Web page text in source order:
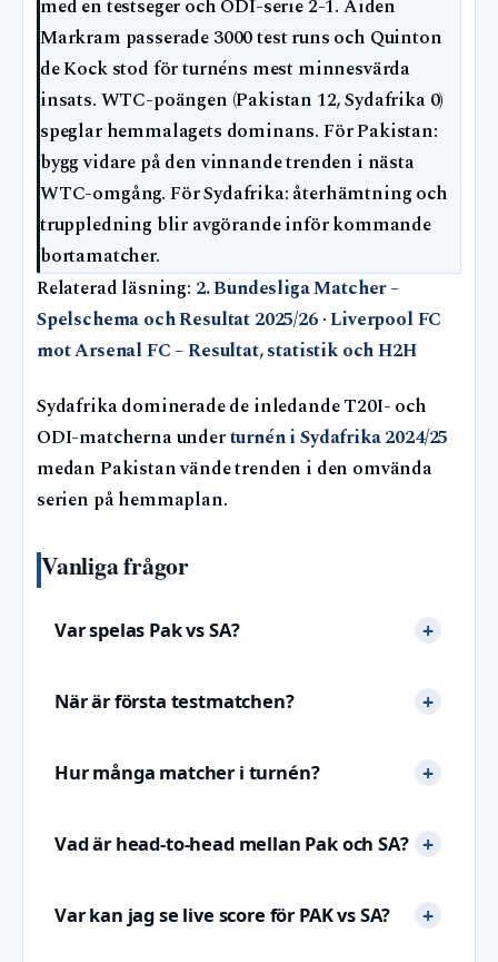
med en testseger och ODI-serie 2-1. Aiden
Markram passerade 3000 test runs och Quinton
de Kock stod för turnéns mest minnesvärda
insats. WTC-poängen (Pakistan 12, Sydafrika 0)
speglar hemmalagets dominans. För Pakistan:
bygg vidare på den vinnande trenden i nästa
WTC-omgång. För Sydafrika: återhämtning och
truppledning blir avgörande inför kommande
bortamatcher.
Relaterad läsning: 2. Bundesliga Matcher –
Spelschema och Resultat 2025/26·Liverpool FC
mot Arsenal FC – Resultat, statistik och H2H
Sydafrika dominerade de inledande T20I- och
ODI-matcherna underturnén i Sydafrika 2024/25
medan Pakistan vände trenden i den omvända
serien på hemmaplan.
Vanliga frågor
Var spelas Pak vs SA?
När är första testmatchen?
Hur många matcher i turnén?
Vad är head-to-head mellan Pak och SA?
Var kan jag se live score för PAK vs SA?